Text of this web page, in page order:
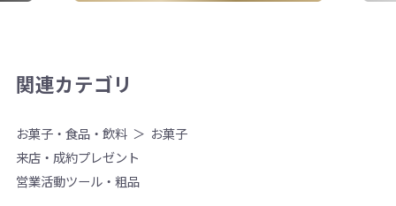
関連カテゴリ
お菓子・食品・飲料
お菓子
来店・成約プレゼント
営業活動ツール・粗品